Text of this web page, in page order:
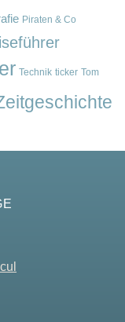
Piraten & Co
Technik ticker Tom